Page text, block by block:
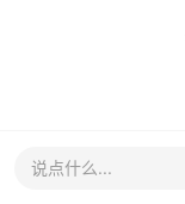
说点什么...